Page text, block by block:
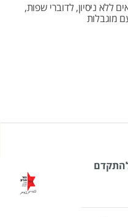
ללא ניסיון,לדוברי שפות,
מוגבלות